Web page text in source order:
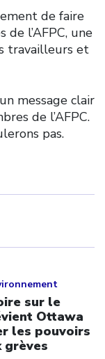
de faire
l’AFPC, une
travailleurs et
message clair
de l’AFPC.
pas.
sur le
Ottawa
les pouvoirs
grèves